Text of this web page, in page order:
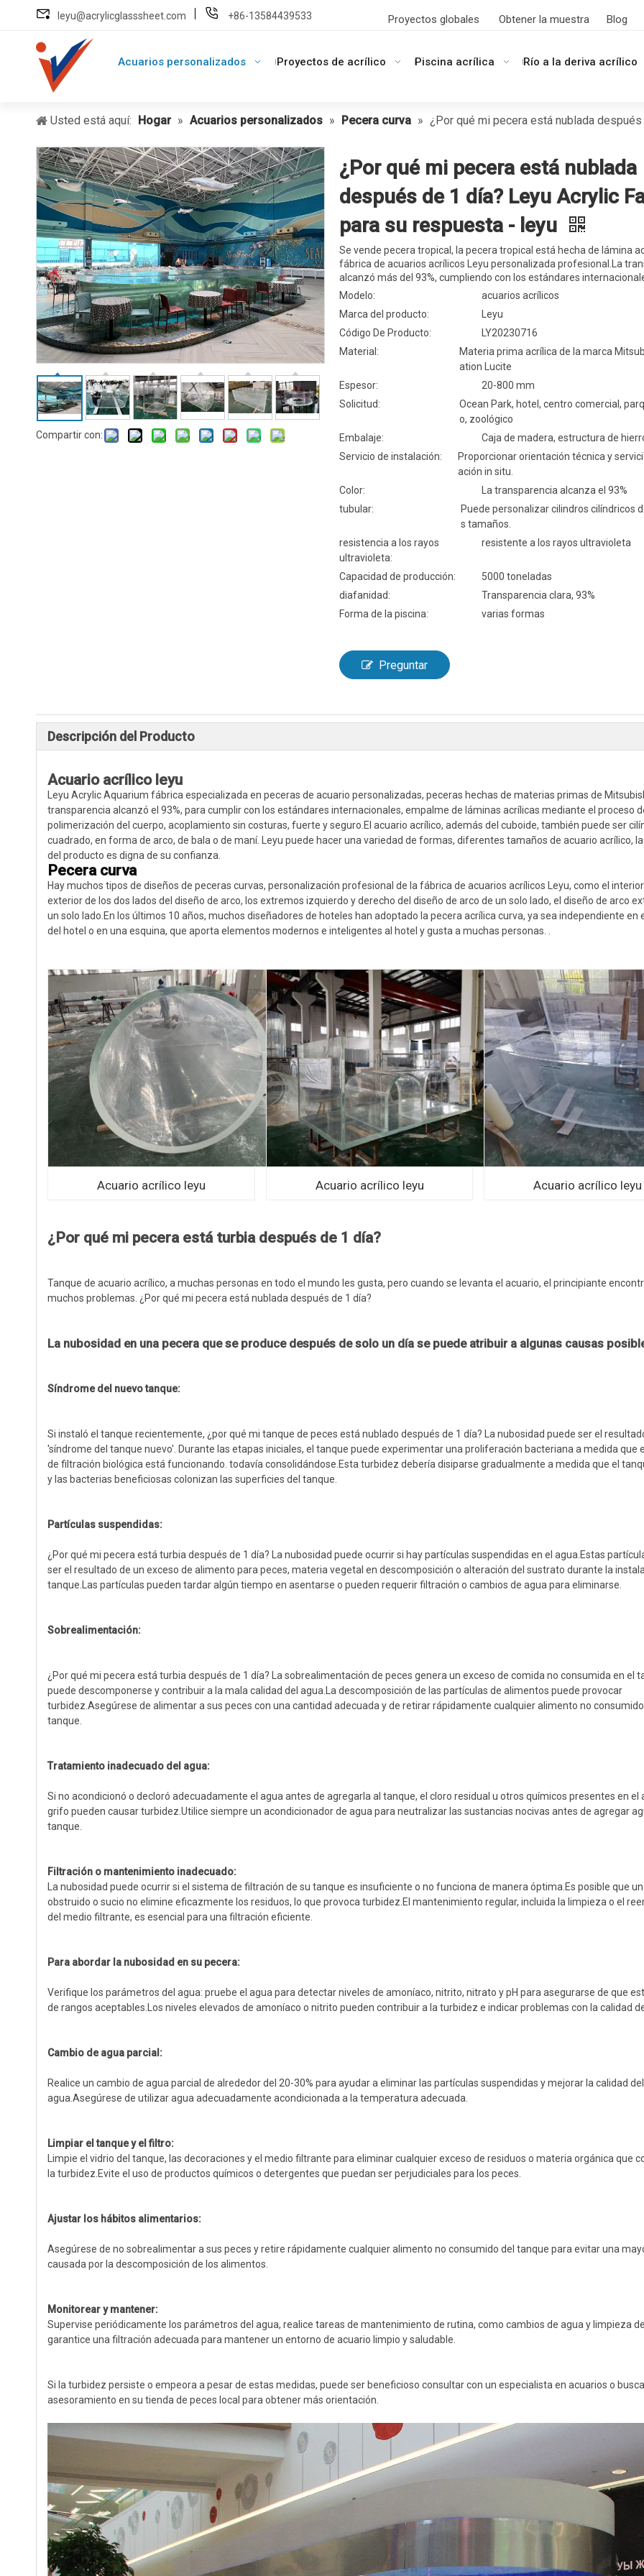
leyu@acrylicglasssheet.com +86-13584439533 Proyectos globales Obtener la muestra Blog
Acuarios personalizados Proyectos de acrílico Piscina acrílica Río a la deriva acrílico
Usted está aquí: Hogar » Acuarios personalizados » Pecera curva » ¿Por qué mi pecera está nublada
Compartir con:
¿Por qué mi pecera está nublada
después de 1 día? Leyu Acrylic
para su respuesta - leyu
Se vende pecera tropical, la pecera tropical está hecha de lámina
fábrica de acuarios acrílicos Leyu personalizada profesional.La
alcanzó más del 93%, cumpliendo con los estándares
Modelo:
acuarios acrílicos
Marca del producto:
Leyu
Código De Producto:
LY20230716
Material:
Materia prima acrílica de la marca
ation Lucite
Espesor:
20-800 mm
Solicitud:
Ocean Park, hotel, centro comercial,
o, zoológico
Embalaje:
Caja de madera, estructura de
Servicio de instalación:
Proporcionar orientación técnica y
ación in situ.
Color:
La transparencia alcanza el 93%
tubular:
Puede personalizar cilindros cilíndricos
s tamaños.
resistencia a los rayos
ultravioleta:
resistente a los rayos ultravioleta
Capacidad de producción:
5000 toneladas
diafanidad:
Transparencia clara, 93%
Forma de la piscina:
varias formas
Preguntar
Descripción del Producto
Acuario acrílico leyu
Leyu Acrylic Aquarium fábrica especializada en peceras de acuario personalizadas, peceras hechas de materias primas de
transparencia alcanzó el 93%, para cumplir con los estándares internacionales, empalme de láminas acrílicas mediante el proceso
polimerización del cuerpo, acoplamiento sin costuras, fuerte y seguro.El acuario acrílico, además del cuboide, también puede ser
cuadrado, en forma de arco, de bala o de maní. Leyu puede hacer una variedad de formas, diferentes tamaños de acuario acrílico,
del producto es digna de su confianza.
Pecera curva
Hay muchos tipos de diseños de peceras curvas, personalización profesional de la fábrica de acuarios acrílicos Leyu, como el
exterior de los dos lados del diseño de arco, los extremos izquierdo y derecho del diseño de arco de un solo lado, el diseño de arco
un solo lado.En los últimos 10 años, muchos diseñadores de hoteles han adoptado la pecera acrílica curva, ya sea independiente en
del hotel o en una esquina, que aporta elementos modernos e inteligentes al hotel y gusta a muchas personas. .
Acuario acrílico leyu Acuario acrílico leyu Acuario acrílico leyu
¿Por qué mi pecera está turbia después de 1 día?
Tanque de acuario acrílico, a muchas personas en todo el mundo les gusta, pero cuando se levanta el acuario, el principiante
muchos problemas. ¿Por qué mi pecera está nublada después de 1 día?
La nubosidad en una pecera que se produce después de solo un día se puede atribuir a algunas causas
Síndrome del nuevo tanque:
Si instaló el tanque recientemente, ¿por qué mi tanque de peces está nublado después de 1 día? La nubosidad puede ser el
'síndrome del tanque nuevo'. Durante las etapas iniciales, el tanque puede experimentar una proliferación bacteriana a medida que
de filtración biológica está funcionando. todavía consolidándose.Esta turbidez debería disiparse gradualmente a medida que el
y las bacterias beneficiosas colonizan las superficies del tanque.
Partículas suspendidas:
¿Por qué mi pecera está turbia después de 1 día? La nubosidad puede ocurrir si hay partículas suspendidas en el agua.Estas
ser el resultado de un exceso de alimento para peces, materia vegetal en descomposición o alteración del sustrato durante la
tanque.Las partículas pueden tardar algún tiempo en asentarse o pueden requerir filtración o cambios de agua para eliminarse.
Sobrealimentación:
¿Por qué mi pecera está turbia después de 1 día? La sobrealimentación de peces genera un exceso de comida no consumida en el
puede descomponerse y contribuir a la mala calidad del agua.La descomposición de las partículas de alimentos puede provocar
turbidez.Asegúrese de alimentar a sus peces con una cantidad adecuada y de retirar rápidamente cualquier alimento no
tanque.
Tratamiento inadecuado del agua:
Si no acondicionó o decloró adecuadamente el agua antes de agregarla al tanque, el cloro residual u otros químicos presentes en el
grifo pueden causar turbidez.Utilice siempre un acondicionador de agua para neutralizar las sustancias nocivas antes de agregar
tanque.
Filtración o mantenimiento inadecuado:
La nubosidad puede ocurrir si el sistema de filtración de su tanque es insuficiente o no funciona de manera óptima.Es posible que
obstruido o sucio no elimine eficazmente los residuos, lo que provoca turbidez.El mantenimiento regular, incluida la limpieza o el
del medio filtrante, es esencial para una filtración eficiente.
Para abordar la nubosidad en su pecera:
Verifique los parámetros del agua: pruebe el agua para detectar niveles de amoníaco, nitrito, nitrato y pH para asegurarse de que
de rangos aceptables.Los niveles elevados de amoníaco o nitrito pueden contribuir a la turbidez e indicar problemas con la calidad
Cambio de agua parcial:
Realice un cambio de agua parcial de alrededor del 20-30% para ayudar a eliminar las partículas suspendidas y mejorar la calidad del
agua.Asegúrese de utilizar agua adecuadamente acondicionada a la temperatura adecuada.
Limpiar el tanque y el filtro:
Limpie el vidrio del tanque, las decoraciones y el medio filtrante para eliminar cualquier exceso de residuos o materia orgánica que
la turbidez.Evite el uso de productos químicos o detergentes que puedan ser perjudiciales para los peces.
Ajustar los hábitos alimentarios:
Asegúrese de no sobrealimentar a sus peces y retire rápidamente cualquier alimento no consumido del tanque para evitar una
causada por la descomposición de los alimentos.
Monitorear y mantener:
Supervise periódicamente los parámetros del agua, realice tareas de mantenimiento de rutina, como cambios de agua y limpieza
garantice una filtración adecuada para mantener un entorno de acuario limpio y saludable.
Si la turbidez persiste o empeora a pesar de estas medidas, puede ser beneficioso consultar con un especialista en acuarios o
asesoramiento en su tienda de peces local para obtener más orientación.